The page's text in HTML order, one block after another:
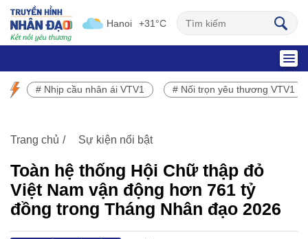
Hanoi +31°C
SỰ KIỆN NỔI BẬT
# Nhịp cầu nhân ái VTV1 # Nối trọn yêu thương VTV1
Trang chủ Sự kiện nổi bật
Toàn hệ thống Hội Chữ thập đỏ
Việt Nam vận động hơn 761 tỷ
đồng trong Tháng Nhân đạo 2026